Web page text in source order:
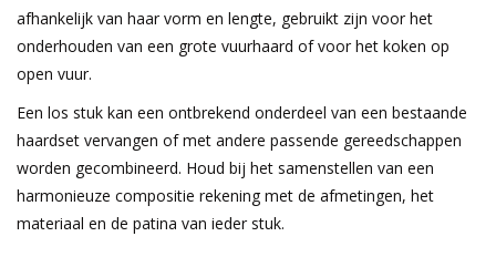
afhankelijk van haar vorm en lengte, gebruikt zijn voor het
onderhouden van een grote vuurhaard of voor het koken op
open vuur.
Een los stuk kan een ontbrekend onderdeel van een bestaande
haardset vervangen of met andere passende gereedschappen
worden gecombineerd. Houd bij het samenstellen van een
harmonieuze compositie rekening met de afmetingen, het
materiaal en de patina van ieder stuk.